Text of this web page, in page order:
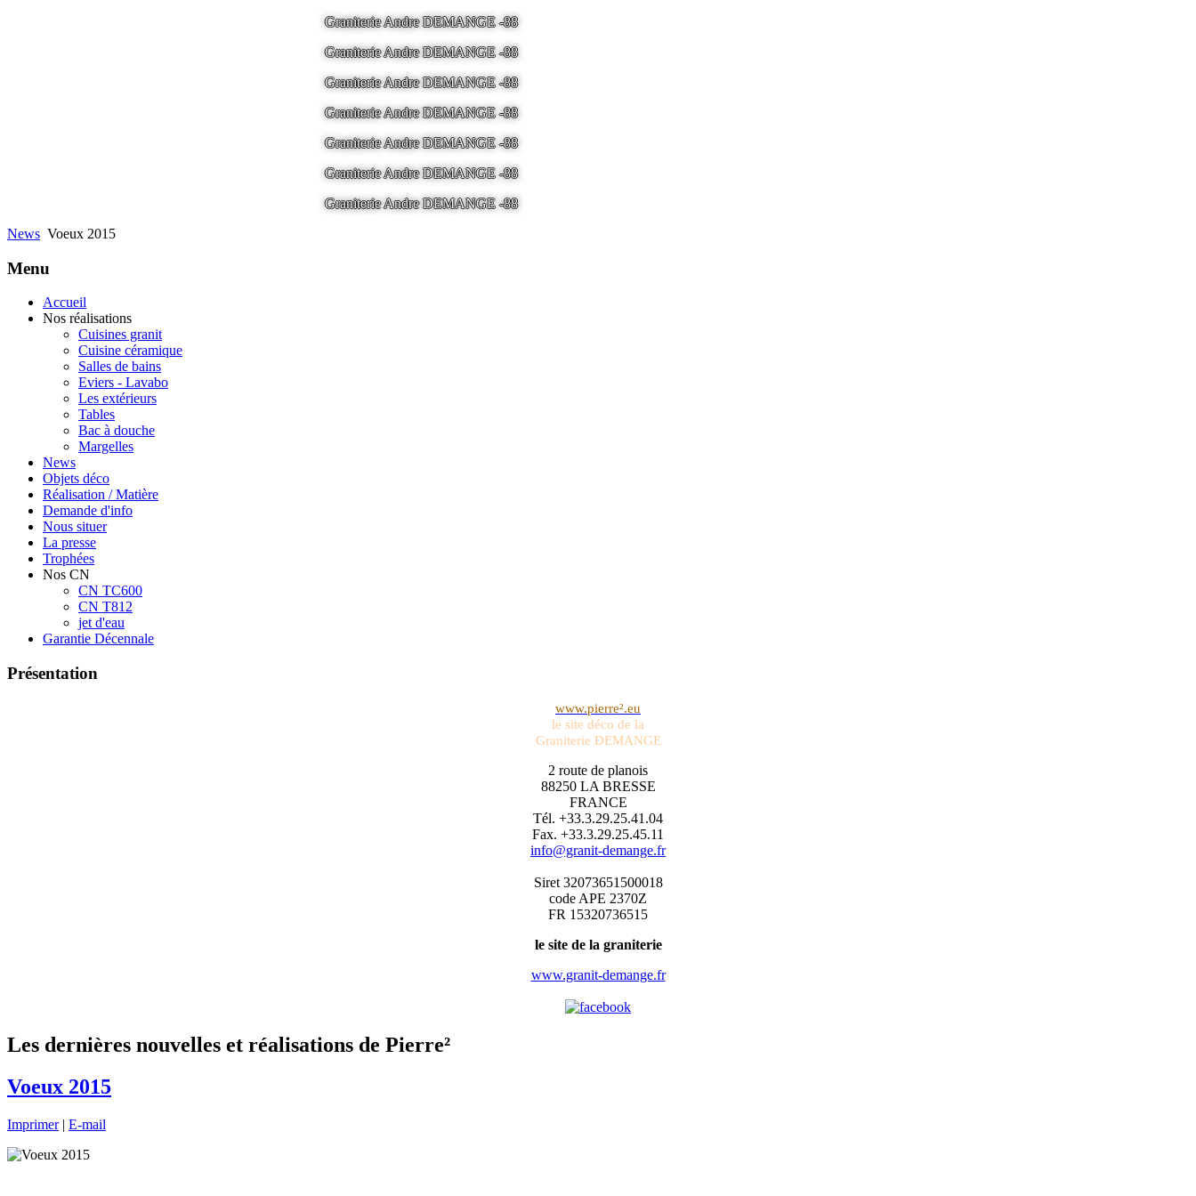
Graniterie Andre DEMANGE -88
Graniterie Andre DEMANGE -88
Graniterie Andre DEMANGE -88
Graniterie Andre DEMANGE -88
Graniterie Andre DEMANGE -88
Graniterie Andre DEMANGE -88
Graniterie Andre DEMANGE -88
News Voeux 2015
Menu
Accueil
Nos réalisations
Cuisines granit
Cuisine céramique
Salles de bains
Eviers - Lavabo
Les extérieurs
Tables
Bac à douche
Margelles
News
Objets déco
Réalisation / Matière
Demande d'info
Nous situer
La presse
Trophées
Nos CN
CN TC600
CN T812
jet d'eau
Garantie Décennale
Présentation
www.pierre².eu
le site déco de la
Graniterie DEMANGE
2 route de planois
88250 LA BRESSE
FRANCE
Tél. +33.3.29.25.41.04
Fax. +33.3.29.25.45.11
info@granit-demange.fr
Siret 32073651500018
code APE 2370Z
FR 15320736515
le site de la graniterie
www.granit-demange.fr
Les dernières nouvelles et réalisations de Pierre²
Voeux 2015
Imprimer| E-mail